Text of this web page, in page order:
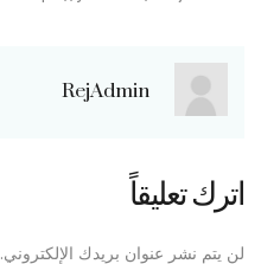
RejAdmin
اترك تعليقاً
لن يتم نشر عنوان بريدك الإلكتروني.